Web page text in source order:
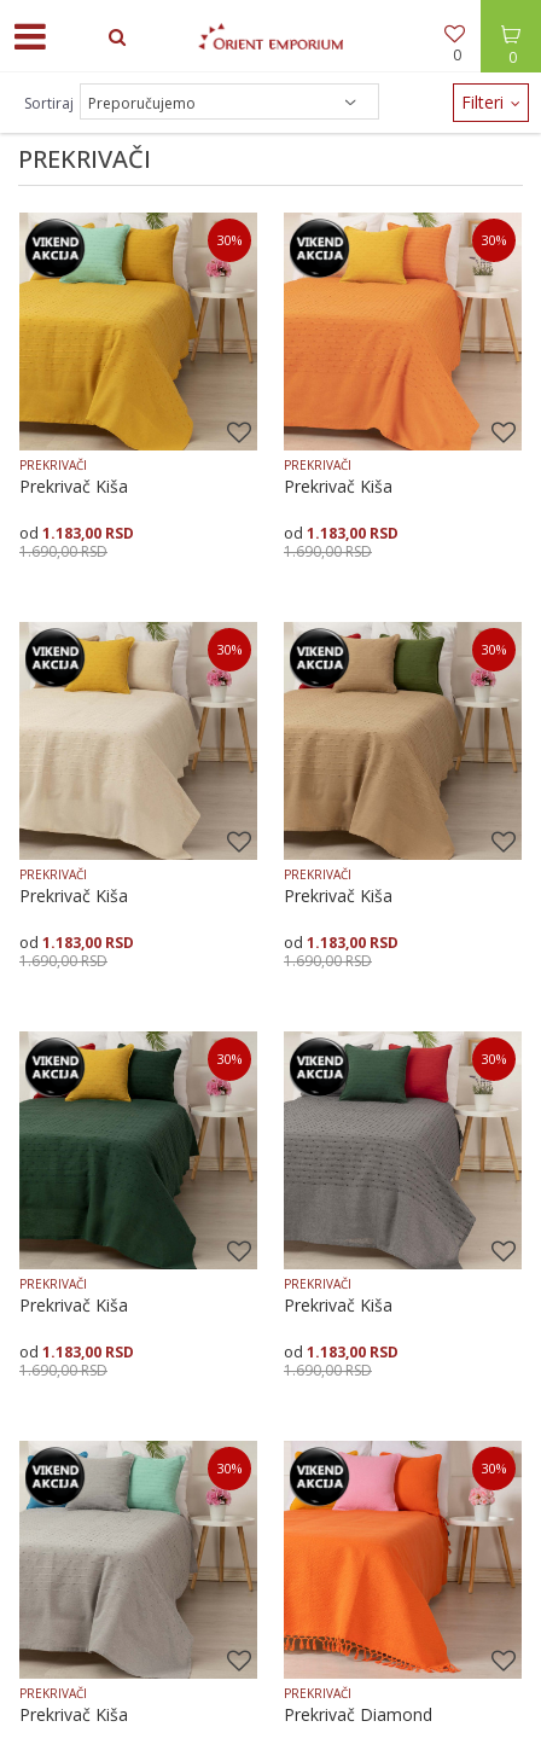
0
0
ODEĆA -30% / NAKIT -20% - zalihe brzo nestaju!
PREKRIVAČI
Sortiraj Filteri
30%
PREKRIVAČI
Prekrivač Kiša
1.183,00 RSD
1.690,00RSD
Veličina
150X225200X250
Dodaj u korpu
30%
PREKRIVAČI
Prekrivač Kiša
1.183,00 RSD
1.690,00RSD
Veličina
150X225200X250
Dodaj u korpu
30%
PREKRIVAČI
Prekrivač Kiša
1.183,00 RSD
1.690,00RSD
Veličina
150X225200X250
Dodaj u korpu
30%
PREKRIVAČI
Prekrivač Kiša
1.183,00 RSD
1.690,00RSD
Veličina
150X225200X250
Dodaj u korpu
30%
PREKRIVAČI
Prekrivač Kiša
1.183,00 RSD
1.690,00RSD
Veličina
150X225200X250
Dodaj u korpu
30%
PREKRIVAČI
Prekrivač Kiša
1.183,00 RSD
1.690,00RSD
Veličina
150X225200X250
Dodaj u korpu
30%
PREKRIVAČI
Prekrivač Kiša
30%
PREKRIVAČI
Prekrivač Diamond